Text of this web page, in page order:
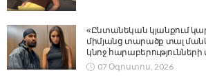
«Ընտանեկան կյանքում
միմյանց տարածք տալ
կնոջ
07 Օգոստոս, 2026